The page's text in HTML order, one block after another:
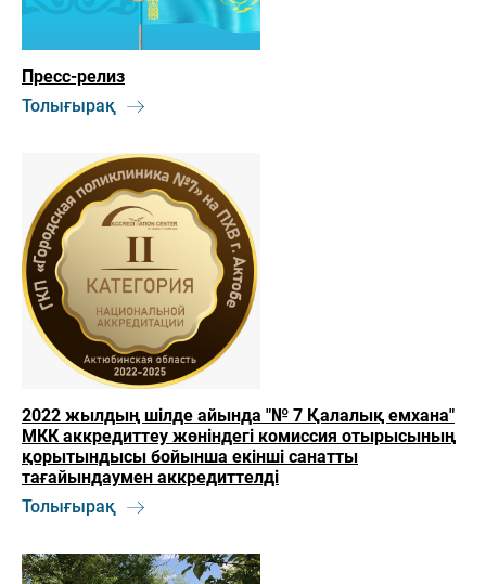
Пресс-релиз
Толығырақ
2022 жылдың шілде айында "№ 7 Қалалық емхана"
МКК аккредиттеу жөніндегі комиссия отырысының
қорытындысы бойынша екінші санатты
тағайындаумен аккредиттелді
Толығырақ